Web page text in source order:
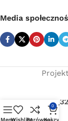
Media
nyplowy
mini
0